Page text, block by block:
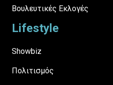
Βουλευτικές Εκλογές
Lifestyle
Showbiz
Πολιτισμός